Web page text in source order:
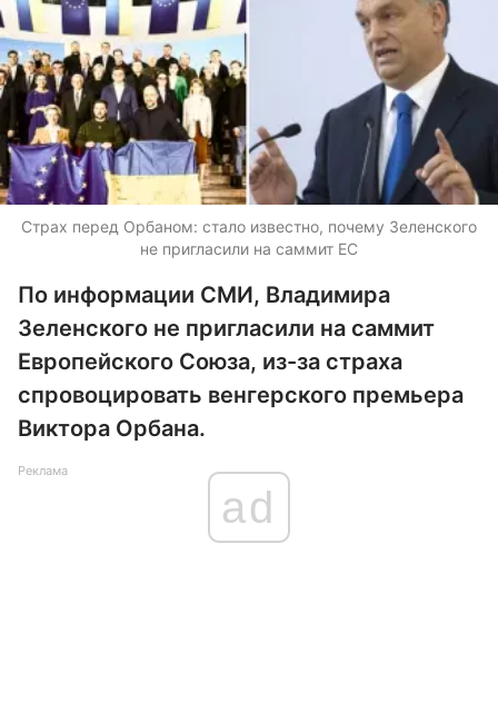
Страх перед Орбаном: стало известно, почему Зеленского
не пригласили на саммит ЕС
По информации СМИ, Владимира
Зеленского не пригласили на саммит
Европейского Союза, из-за страха
спровоцировать венгерского премьера
Виктора Орбана.
Реклама
ad